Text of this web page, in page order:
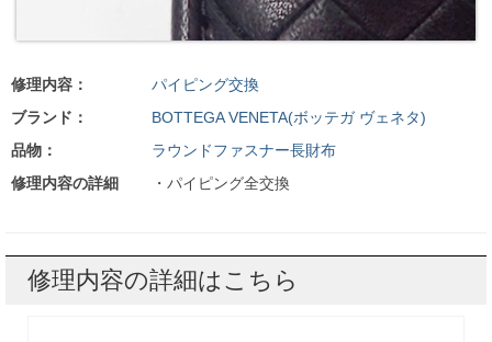
修理内容：
パイピング交換
ブランド：
BOTTEGA VENETA(ボッテガ ヴェネタ)
品物：
ラウンドファスナー長財布
修理内容の詳細
・パイピング全交換
修理内容の詳細はこちら